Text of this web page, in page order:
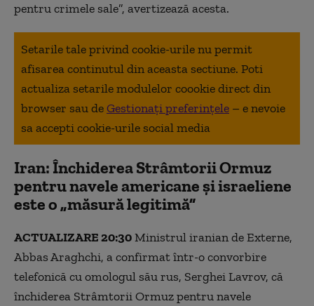
pentru crimele sale”, avertizează acesta.
Setarile tale privind cookie-urile nu permit
afisarea continutul din aceasta sectiune. Poti
actualiza setarile modulelor coookie direct din
browser sau deGestionați preferințele – e nevoie
sa accepti cookie-urile social media
Iran: Închiderea Strâmtorii Ormuz
pentru navele americane și israeliene
este o „măsură legitimă”
ACTUALIZARE 20:30Ministrul iranian de Externe,
Abbas Araghchi, a confirmat într-o convorbire
telefonică cu omologul său rus, Serghei Lavrov, că
închiderea Strâmtorii Ormuz pentru navele